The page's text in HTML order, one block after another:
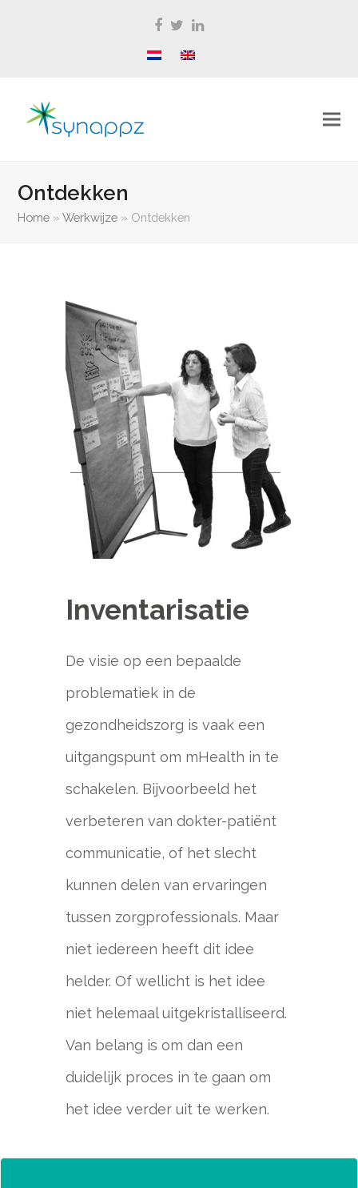
Facebook
TwitterLinkedIn
Ontdekken
Home »Werkwijze » Ontdekken
Inventarisatie
De visie op een bepaalde
problematiek in de
gezondheidszorg is vaak een
uitgangspunt om mHealth in te
schakelen. Bijvoorbeeld het
verbeteren van dokter-patiënt
communicatie, of het slecht
kunnen delen van ervaringen
tussen zorgprofessionals. Maar
niet iedereen heeft dit idee
helder. Of wellicht is het idee
niet helemaal uitgekristalliseerd.
Van belang is om dan een
duidelijk proces in te gaan om
het idee verder uit te werken.